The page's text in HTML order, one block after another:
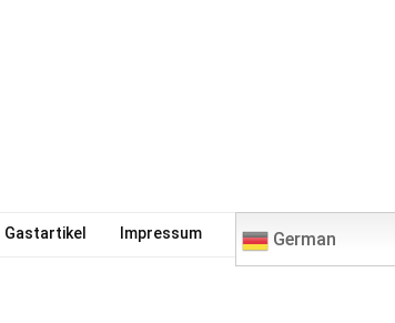
Gastartikel Impressum German